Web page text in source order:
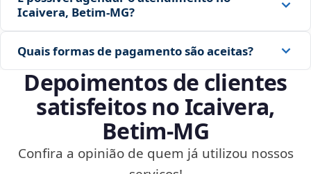
Icaivera, Betim‑MG?
Quais formas de pagamento são aceitas?
Depoimentos de clientes
satisfeitos no Icaivera,
Betim‑MG
Confira a opinião de quem já utilizou nossos